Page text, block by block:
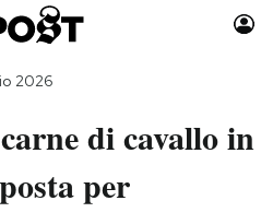
Auto
Moda
2026
di cavallo in
per